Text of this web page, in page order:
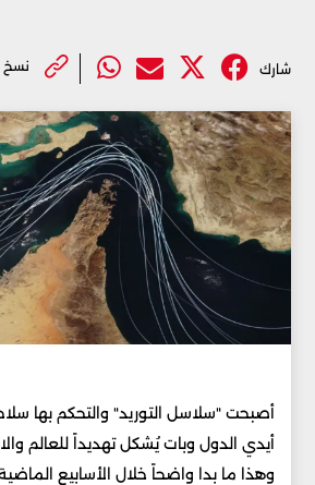
شارك نسخ
أصبحت "سلاسل التوريد" والتحكم بها
أيدي الدول وبات يُشكل تهديداً للعالم
وهذا ما بدا واضحاً خلال الأسابيع